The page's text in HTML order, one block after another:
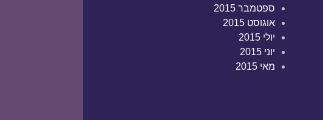
ספטמבר 2015
אוגוסט 2015
יולי 2015
יוני 2015
מאי 2015